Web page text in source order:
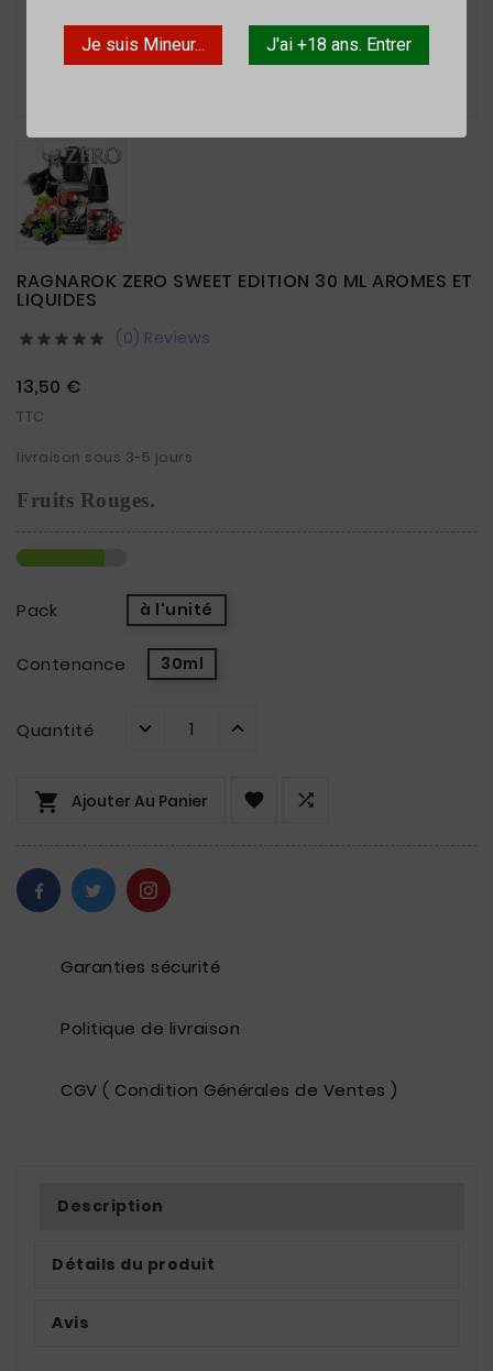
Je suis Mineur... J'ai +18 ans. Entrer
RAGNAROK ZERO SWEET EDITION 30 ML AROMES ET
LIQUIDES
     (0) Reviews
13,50 €
TTC
livraison sous 3-5 jours
Fruits Rouges.
Pack à l'unité
Contenance 30ml
Quantité
 Ajouter Au Panier  
Garanties sécurité
Politique de livraison
CGV ( Condition Générales de Ventes )
Description
Détails du produit
Avis